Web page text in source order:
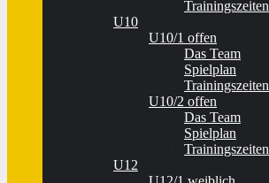
Trainingszeiten
U10
U10/1 offen
Das Team
Spielplan
Trainingszeiten
U10/2 offen
Das Team
Spielplan
Trainingszeiten
U12